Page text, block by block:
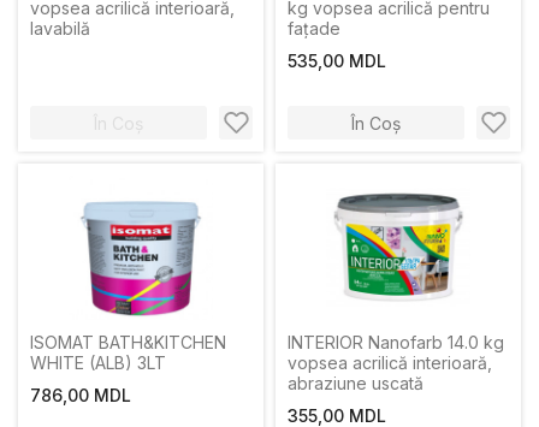
vopsea acrilică interioară,
lavabilă
În Coș
kg vopsea acrilică pentru
fațade
535,00 MDL
În Coș
ISOMAT BATH&KITCHEN
WHITE (ALB) 3LT
786,00 MDL
INTERIOR Nanofarb 14.0 kg
vopsea acrilică interioară,
abraziune uscată
355,00 MDL